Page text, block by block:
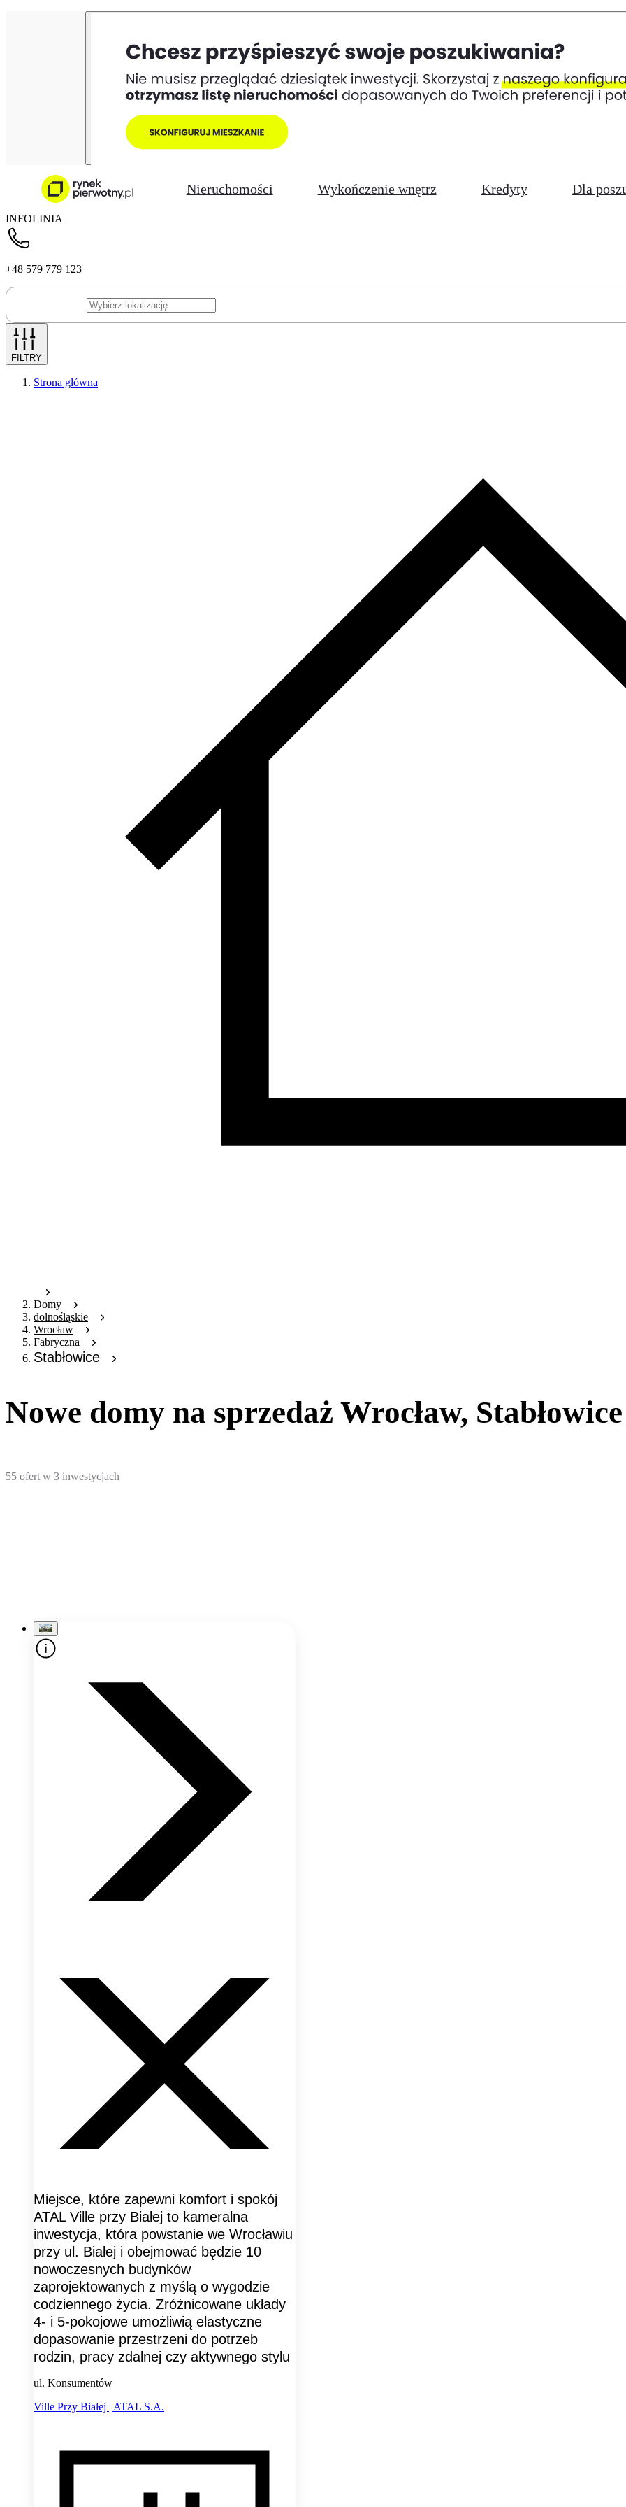
Nieruchomości Wykończenie wnętrz Kredyty Dla
INFOLINIA
+48 579 779 123
FILTRY
Strona główna
Domy
dolnośląskie
Wrocław
Fabryczna
Stabłowice
Nowe domy na sprzedaż Wrocław, Stabłowice
55 ofert w 3 inwestycjach
Miejsce, które zapewni komfort i spokój
ATAL Ville przy Białej to kameralna
inwestycja, która powstanie we Wrocławiu
przy ul. Białej i obejmować będzie 10
nowoczesnych budynków
zaprojektowanych z myślą o wygodzie
codziennego życia. Zróżnicowane układy
4- i 5-pokojowe umożliwią elastyczne
dopasowanie przestrzeni do potrzeb
rodzin, pracy zdalnej czy aktywnego stylu
ul. Konsumentów
Ville Przy Białej | ATAL S.A.